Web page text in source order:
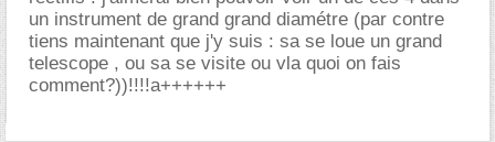
un instrument de grand grand diamétre (par contre
tiens maintenant que j'y suis : sa se loue un grand
telescope , ou sa se visite ou vla quoi on fais
comment?))!!!!a++++++